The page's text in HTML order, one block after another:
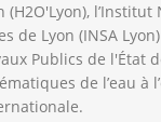
(H2O'Lyon),
de Lyon (INSA Lyon)
Publics de l'État
de l’eau à